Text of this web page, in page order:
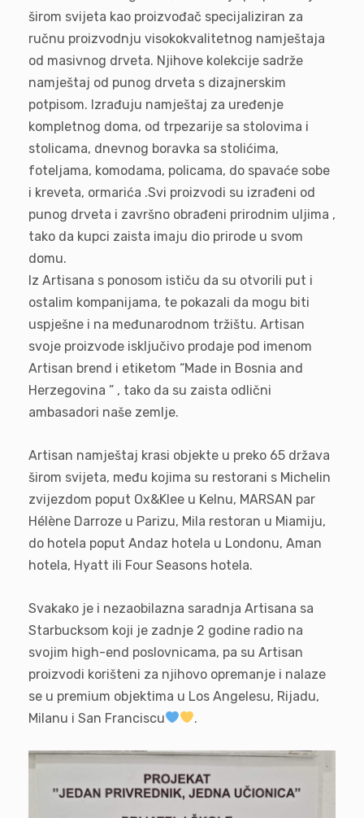
širom svijeta kao proizvođač specijaliziran za
ručnu proizvodnju visokokvalitetnog namještaja
od masivnog drveta. Njihove kolekcije sadrže
namještaj od punog drveta s dizajnerskim
potpisom. Izrađuju namještaj za uređenje
kompletnog doma, od trpezarije sa stolovima i
stolicama, dnevnog boravka sa stolićima,
foteljama, komodama, policama, do spavaće sobe
i kreveta, ormarića .Svi proizvodi su izrađeni od
punog drveta i završno obrađeni prirodnim uljima ,
tako da kupci zaista imaju dio prirode u svom
domu.
Iz Artisana s ponosom ističu da su otvorili put i
ostalim kompanijama, te pokazali da mogu biti
uspješne i na međunarodnom tržištu. Artisan
svoje proizvode isključivo prodaje pod imenom
Artisan brend i etiketom “Made in Bosnia and
Herzegovina ” , tako da su zaista odlični
ambasadori naše zemlje.
Artisan namještaj krasi objekte u preko 65 država
širom svijeta, među kojima su restorani s Michelin
zvijezdom poput Ox&Klee u Kelnu, MARSAN par
Hélène Darroze u Parizu, Mila restoran u Miamiju,
do hotela poput Andaz hotela u Londonu, Aman
hotela, Hyatt ili Four Seasons hotela.
Svakako je i nezaobilazna saradnja Artisana sa
Starbucksom koji je zadnje 2 godine radio na
svojim high-end poslovnicama, pa su Artisan
proizvodi korišteni za njihovo opremanje i nalaze
se u premium objektima u Los Angelesu, Rijadu,
Milanu i San Franciscu
.